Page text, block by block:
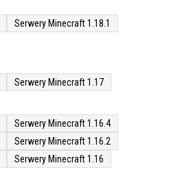
Serwery Minecraft 1.18.1
Serwery Minecraft 1.17
Serwery Minecraft 1.16.4
Serwery Minecraft 1.16.2
Serwery Minecraft 1.16